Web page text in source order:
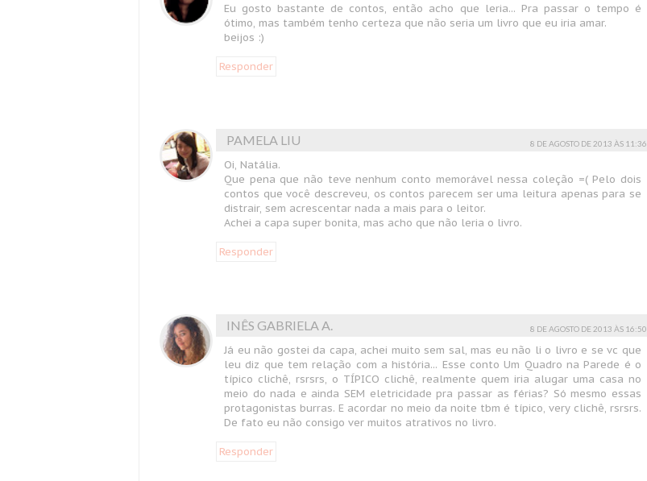
Eu gosto bastante de contos, então acho que leria... Pra passar o tempo é
ótimo, mas também tenho certeza que não seria um livro que eu iria amar.
beijos :)
Responder
PAMELA LIU 8 DE AGOSTO DE 2013 ÀS 11:36
Oi, Natália.
Que pena que não teve nenhum conto memorável nessa coleção =( Pelo dois
contos que você descreveu, os contos parecem ser uma leitura apenas para se
distrair, sem acrescentar nada a mais para o leitor.
Achei a capa super bonita, mas acho que não leria o livro.
Responder
INÊS GABRIELA A. 8 DE AGOSTO DE 2013 ÀS 16:50
Já eu não gostei da capa, achei muito sem sal, mas eu não li o livro e se vc que
leu diz que tem relação com a história... Esse conto Um Quadro na Parede é o
típico clichê, rsrsrs, o TÍPICO clichê, realmente quem iria alugar uma casa no
meio do nada e ainda SEM eletricidade pra passar as férias? Só mesmo essas
protagonistas burras. E acordar no meio da noite tbm é típico, very clichê, rsrsrs.
De fato eu não consigo ver muitos atrativos no livro.
Responder